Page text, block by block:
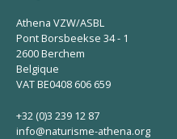
Athena VZW/ASBL
Pont Borsbeekse 34 - 1
2600 Berchem
Belgique
VAT BE0408 606 659
+32 (0)3 239 12 87
info@naturisme-athena.org